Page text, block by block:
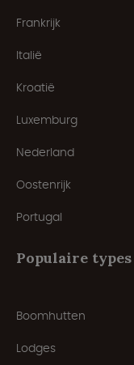
Frankrijk
Italië
Kroatië
Luxemburg
Nederland
Oostenrijk
Portugal
Populaire types
Boomhutten
Lodges